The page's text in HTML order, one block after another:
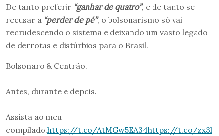
De tanto preferir “ganhar de quatro”, e de tanto se
recusar a “perder de pé”, o bolsonarismo só vai
recrudescendo o sistema e deixando um vasto legado
de derrotas e distúrbios para o Brasil.
Bolsonaro & Centrão.
Antes, durante e depois.
Assista ao meu
compilado.https://t.co/AtMGw5EA34https://t.co/zx3l